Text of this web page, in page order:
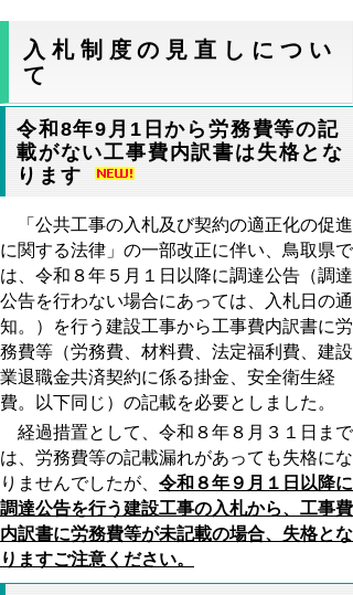
入札制度の見直しについ
て
令和8年9月1日から労務費等の記
載がない工事費内訳書は失格とな
ります
「公共工事の入札及び契約の適正化の促進
に関する法律」の一部改正に伴い、鳥取県で
は、令和８年５月１日以降に調達公告（調達
公告を行わない場合にあっては、入札日の通
知。）を行う建設工事から工事費内訳書に労
務費等（労務費、材料費、法定福利費、建設
業退職金共済契約に係る掛金、安全衛生経
費。以下同じ）の記載を必要としました。
経過措置として、令和８年８月３１日まで
は、労務費等の記載漏れがあっても失格にな
りませんでしたが、 令和８年９月１日以降に
調達公告を行う建設工事の入札から、工事費
内訳書に労務費等が未記載の場合、失格とな
りますご注意ください。